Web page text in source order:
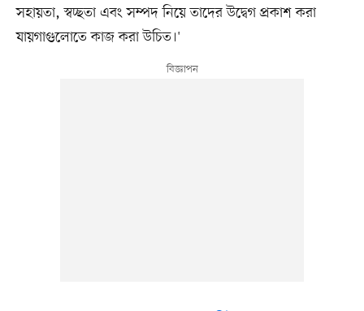
সহায়তা, স্বচ্ছতা এবং সম্পদ নিয়ে তাদের উদ্বেগ প্রকাশ করা
যায়গাগুলোতে কাজ করা উচিত।'